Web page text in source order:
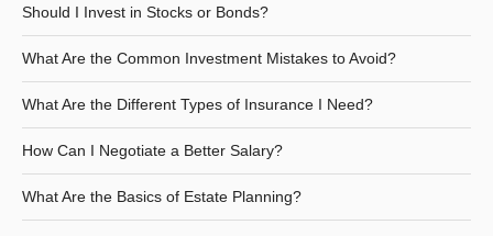
Should I Invest in Stocks or Bonds?
What Are the Common Investment Mistakes to Avoid?
What Are the Different Types of Insurance I Need?
How Can I Negotiate a Better Salary?
What Are the Basics of Estate Planning?